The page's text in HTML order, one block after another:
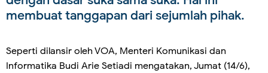
membuat tanggapan dari sejumlah pihak.
Seperti dilansir oleh VOA, Menteri Komunikasi dan
Informatika Budi Arie Setiadi mengatakan, Jumat (14/6),